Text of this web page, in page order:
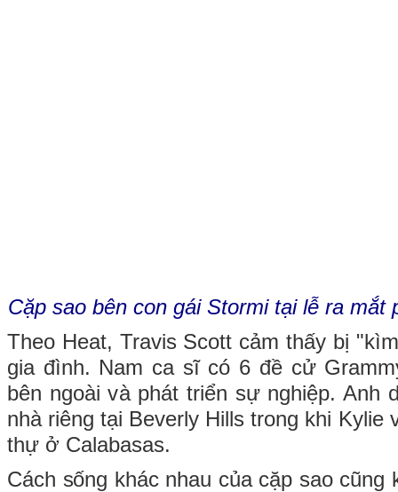
Cặp sao bên con gái Stormi tại lễ ra mắt
Theo Heat, Travis Scott cảm thấy bị
gia đình. Nam ca sĩ có 6 đề cử
bên ngoài và phát triển sự nghiệp. Anh
nhà riêng tại Beverly Hills trong khi Kylie
thự ở Calabasas.
Cách sống khác nhau của cặp sao cũng